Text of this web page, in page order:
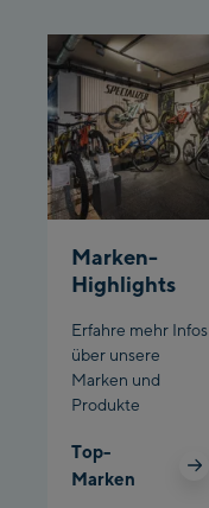
Pardatschgratbahn
Schladming:
Planet Planai
Charly Kahr
Marken-
Highlights
Erfahre mehr Infos
über unsere
Marken und
Produkte
Top-
Marken